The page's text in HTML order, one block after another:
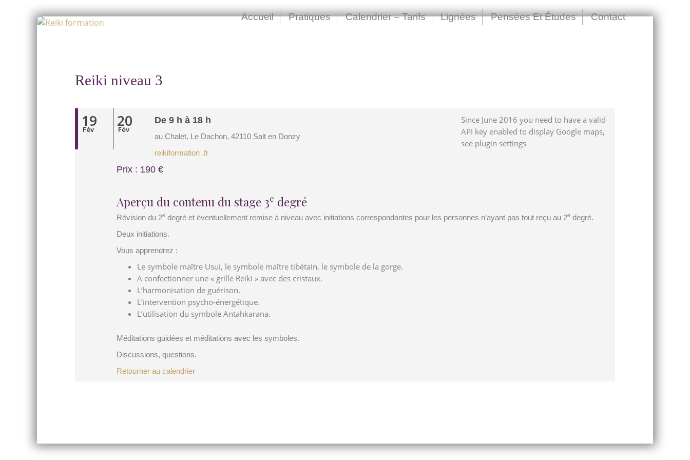
Skip
Accueil Pratiques Calendrier – Tarifs Lignées Pensées Et Études Contact
Reiki niveau 3
19
Fév 20
Fév
Since June 2016 you need to have a valid
API key enabled to display Google maps,
see plugin settings
De 9 h à 18 h
au Chalet, Le Dachon, 42110 Salt en Donzy
reikiformation .fr
Prix : 190 €
Aperçu du contenu du stage 3e degré
Révision du 2e degré et éventuellement remise à niveau avec initiations correspondantes pour les personnes n’ayant pas tout reçu au 2e degré.
Deux initiations.
Vous apprendrez :
Le symbole maître Usui, le symbole maître tibétain, le symbole de la gorge.
A confectionner une « grille Reiki » avec des cristaux.
L’harmonisation de guérison.
L’intervention psycho-énergétique.
L’utilisation du symbole Antahkarana.
Méditations guidées et méditations avec les symboles.
Discussions, questions.
Retourner au calendrier